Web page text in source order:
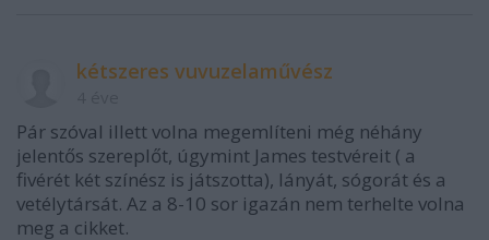
kétszeres vuvuzelaművész
Pár szóval illett volna megemlíteni még néhány
jelentős szereplőt, úgymint James testvéreit ( a
fivérét két színész is játszotta), lányát, sógorát és a
vetélytársát. Az a 8-10 sor igazán nem terhelte volna
meg a cikket.